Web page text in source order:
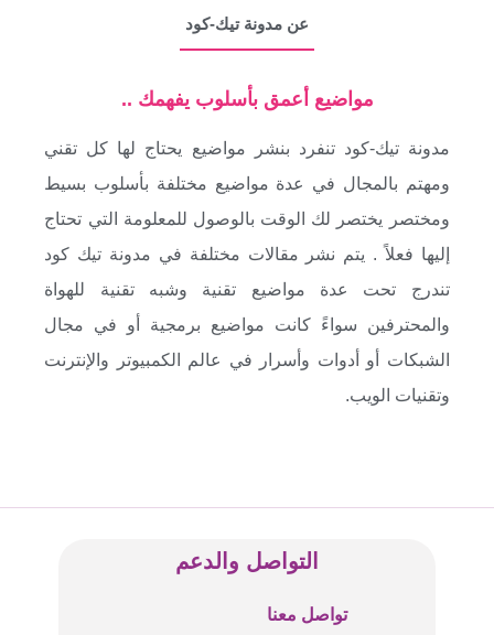
عن مدونة تيك-كود
مواضيع أعمق بأسلوب يفهمك ..
مدونة تيك-كود تنفرد بنشر مواضيع يحتاج لها كل تقني
ومهتم بالمجال في عدة مواضيع مختلفة بأسلوب بسيط
ومختصر يختصر لك الوقت بالوصول للمعلومة التي تحتاج
إليها فعلاً . يتم نشر مقالات مختلفة في مدونة تيك كود
تندرج تحت عدة مواضيع تقنية وشبه تقنية للهواة
والمحترفين سواءً كانت مواضيع برمجية أو في مجال
الشبكات أو أدوات وأسرار في عالم الكمبيوتر والإنترنت
وتقنيات الويب.
التواصل والدعم
تواصل معنا